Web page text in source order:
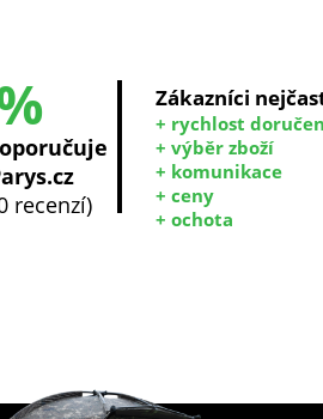
recenzí)
Zákazníci
+ rychlost
+ výběr zboží
+ komunikace
+ ceny
+ ochota